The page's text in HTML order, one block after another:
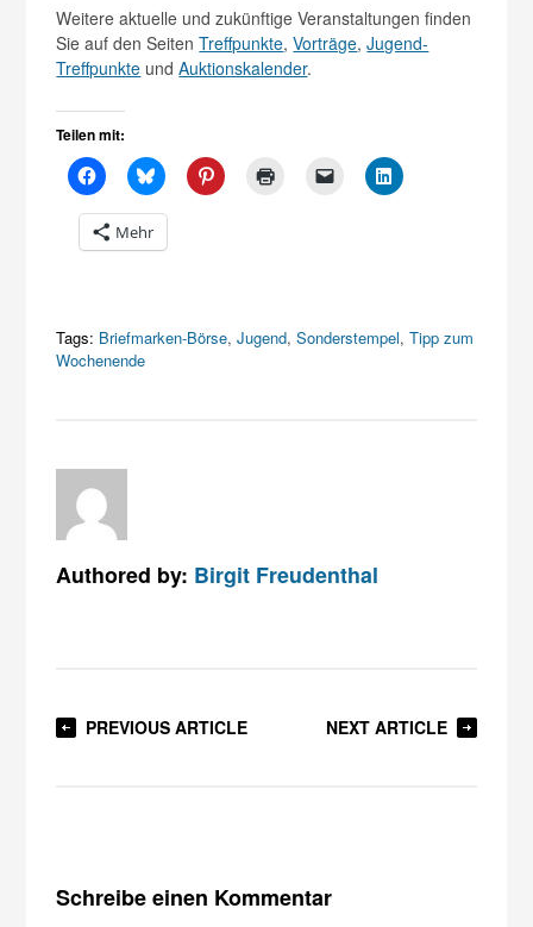
Weitere aktuelle und zukünftige Veranstaltungen finden
Sie auf den SeitenTreffpunkte,Vorträge,Jugend-
Treffpunkte undAuktionskalender.
Teilen mit:
Mehr
Tags: Briefmarken-Börse,Jugend,Sonderstempel,Tipp zum
Wochenende
Authored by: Birgit Freudenthal
PREVIOUS ARTICLE NEXT ARTICLE
Schreibe einen Kommentar